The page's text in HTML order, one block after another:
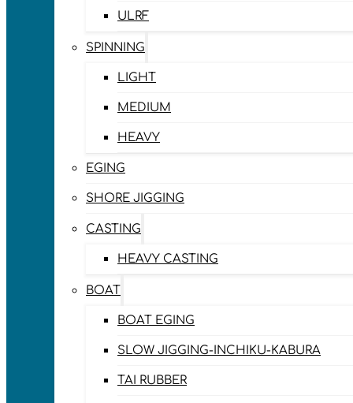
ULRF
SPINNING
LIGHT
MEDIUM
HEAVY
EGING
SHORE JIGGING
CASTING
HEAVY CASTING
BOAT
BOAT EGING
SLOW JIGGING-INCHIKU-KABURA
TAI RUBBER